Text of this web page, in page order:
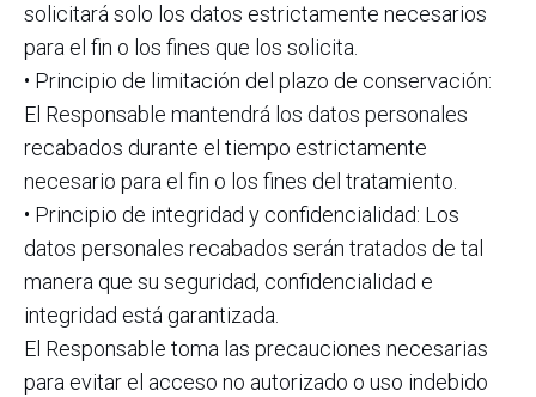
solicitará solo los datos estrictamente necesarios
para el fin o los fines que los solicita.
• Principio de limitación del plazo de conservación:
El Responsable mantendrá los datos personales
recabados durante el tiempo estrictamente
necesario para el fin o los fines del tratamiento.
• Principio de integridad y confidencialidad: Los
datos personales recabados serán tratados de tal
manera que su seguridad, confidencialidad e
integridad está garantizada.
El Responsable toma las precauciones necesarias
para evitar el acceso no autorizado o uso indebido